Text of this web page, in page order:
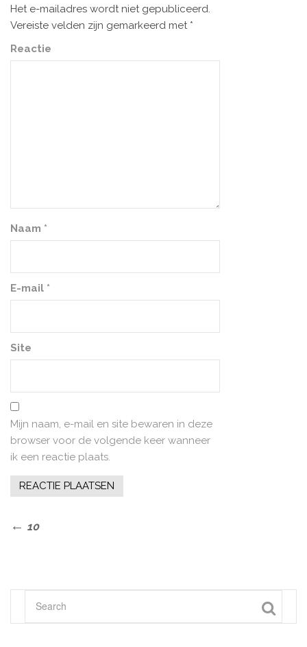
Het e-mailadres wordt niet gepubliceerd.
Vereiste velden zijn gemarkeerd met *
Reactie
Naam *
E-mail *
Site
Mijn naam, e-mail en site bewaren in deze
browser voor de volgende keer wanneer
ik een reactie plaats.
Bericht
Previous
10